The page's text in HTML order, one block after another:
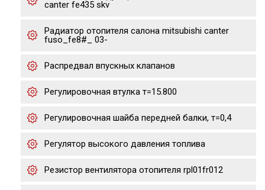
canter fe435 skv
Радиатор отопителя салона mitsubishi canter
fuso_fe8#_ 03-
Распредвал впускных клапанов
Регулировочная втулка т=15.800
Регулировочная шайба передней балки, т=0,4
Регулятор высокого давления топлива
Резистор вентилятора отопителя rpl01fr012